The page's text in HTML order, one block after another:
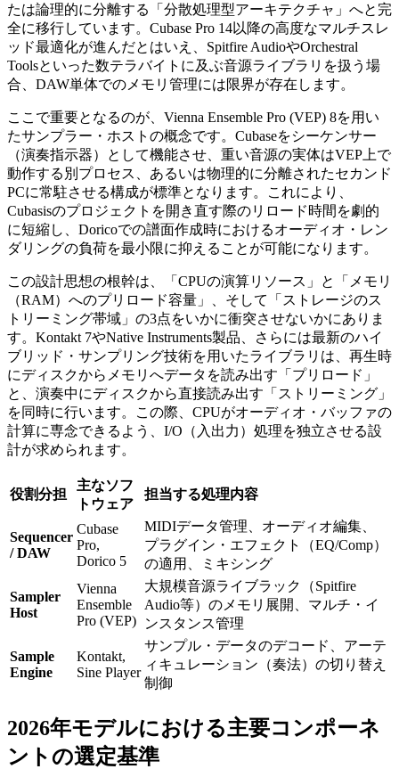
たは論理的に分離する「分散処理型アーキテクチャ」へと完
全に移行しています。Cubase Pro 14以降の高度なマルチスレ
ッド最適化が進んだとはいえ、Spitfire AudioやOrchestral
Toolsといった数テラバイトに及ぶ音源ライブラリを扱う場
合、DAW単体でのメモリ管理には限界が存在します。
ここで重要となるのが、Vienna Ensemble Pro (VEP) 8を用い
たサンプラー・ホストの概念です。Cubaseをシーケンサー
（演奏指示器）として機能させ、重い音源の実体はVEP上で
動作する別プロセス、あるいは物理的に分離されたセカンド
PCに常駐させる構成が標準となります。これにより、
Cubasisのプロジェクトを開き直す際のリロード時間を劇的
に短縮し、Doricoでの譜面作成時におけるオーディオ・レン
ダリングの負荷を最小限に抑えることが可能になります。
この設計思想の根幹は、「CPUの演算リソース」と「メモリ
（RAM）へのプリロード容量」、そして「ストレージのス
トリーミング帯域」の3点をいかに衝突させないかにありま
す。Kontakt 7やNative Instruments製品、さらには最新のハイ
ブリッド・サンプリング技術を用いたライブラリは、再生時
にディスクからメモリへデータを読み出す「プリロード」
と、演奏中にディスクから直接読み出す「ストリーミング」
を同時に行います。この際、CPUがオーディオ・バッファの
計算に専念できるよう、I/O（入出力）処理を独立させる設
計が求められます。
役割分担
主なソフ
トウェア
担当する処理内容
Sequencer
/ DAW
Cubase
Pro,
Dorico 5
MIDIデータ管理、オーディオ編集、
プラグイン・エフェクト（EQ/Comp）
の適用、ミキシング
Sampler
Host
Vienna
Ensemble
Pro (VEP)
大規模音源ライブラック（Spitfire
Audio等）のメモリ展開、マルチ・イ
ンスタンス管理
Sample
Engine
Kontakt,
Sine Player
サンプル・データのデコード、アーテ
ィキュレーション（奏法）の切り替え
制御
2026年モデルにおける主要コンポーネ
ントの選定基準